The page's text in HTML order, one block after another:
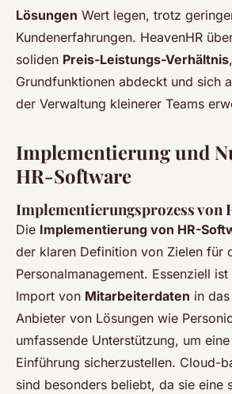
Lösungen Wert legen, trotz
Kundenerfahrungen. HeavenHR
soliden Preis-Leistungs-Verhältnis
Grundfunktionen abdeckt und sich
der Verwaltung kleinerer Teams
Implementierung und
HR-Software
Implementierungsprozess von
Die Implementierung von HR-
der klaren Definition von Zielen für
Personalmanagement. Essenziell
Import von Mitarbeiterdaten in
Anbieter von Lösungen wie
umfassende Unterstützung, um
Einführung sicherzustellen. Cloud-
sind besonders beliebt, da sie eine